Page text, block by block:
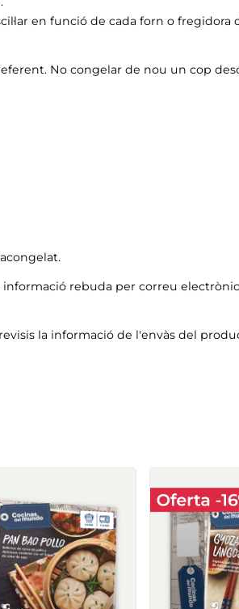
en funció de cada forn o fregidora
No congelar de nou un cop
informació rebuda per correu
la informació de l'envàs del